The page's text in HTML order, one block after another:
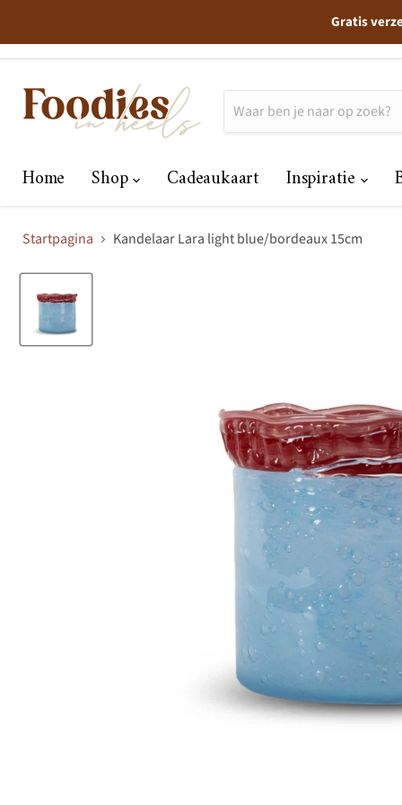
Gratis
Home Shop Cadeaukaart Inspiratie
Startpagina Kandelaar Lara light blue/bordeaux 15cm